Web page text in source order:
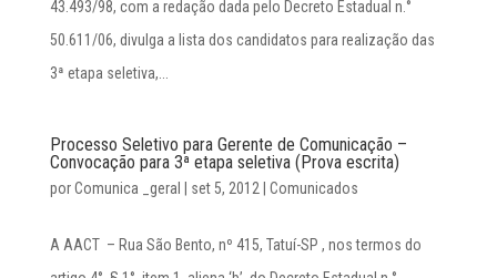
43.493/98, com a redação dada pelo Decreto Estadual n.°
50.611/06, divulga a lista dos candidatos para realização das
3ª etapa seletiva,...
Processo Seletivo para Gerente de Comunicação –
Convocação para 3ª etapa seletiva (Prova escrita)
porComunica _geral set 5, 2012 Comunicados
A AACT – Rua São Bento, nº 415, Tatuí-SP , nos termos do